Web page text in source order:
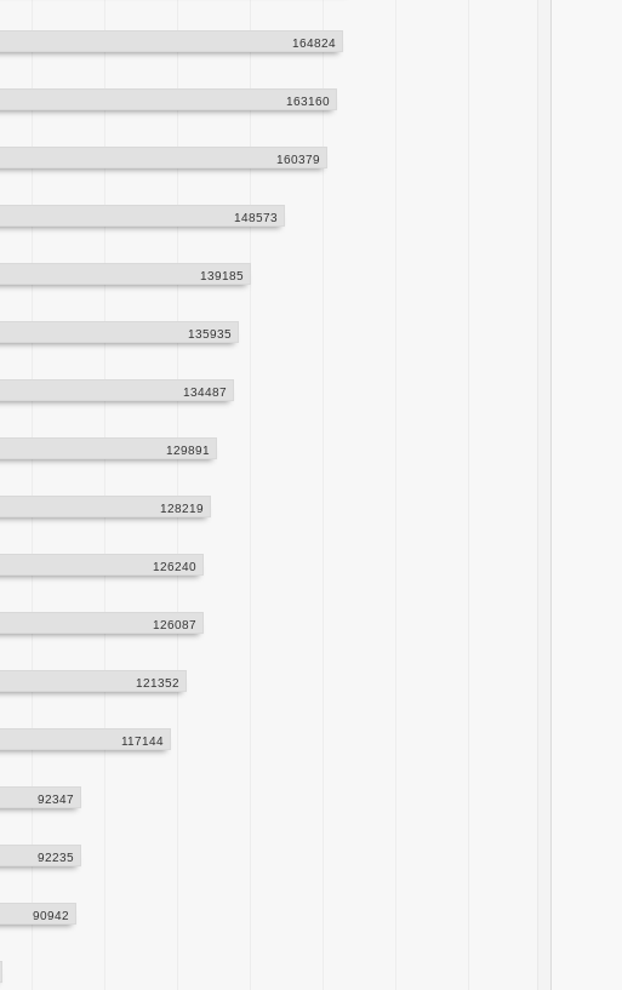
164824
163160
160379
148573
139185
135935
134487
129891
128219
126240
126087
121352
117144
92347
92235
90942